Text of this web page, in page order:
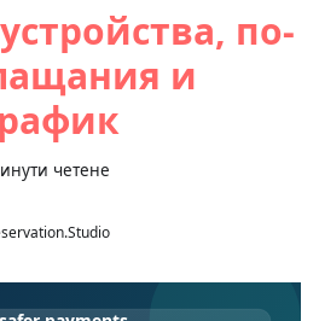
по-
и
четене